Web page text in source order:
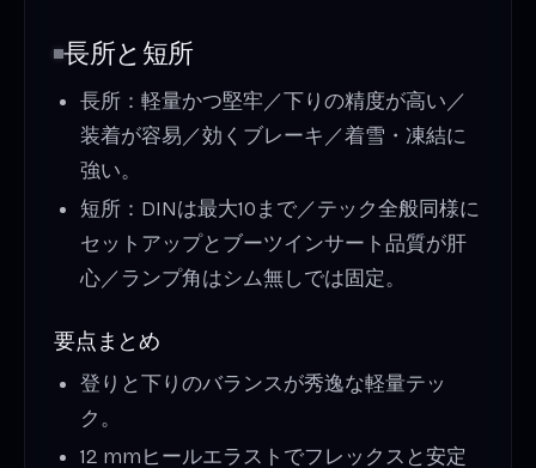
長所と短所
長所：軽量かつ堅牢／下りの精度が高い／
装着が容易／効くブレーキ／着雪・凍結に
強い。
短所：DINは最大10まで／テック全般同様に
セットアップとブーツインサート品質が肝
心／ランプ角はシム無しでは固定。
要点まとめ
登りと下りのバランスが秀逸な軽量テッ
ク。
12 mmヒールエラストでフレックスと安定